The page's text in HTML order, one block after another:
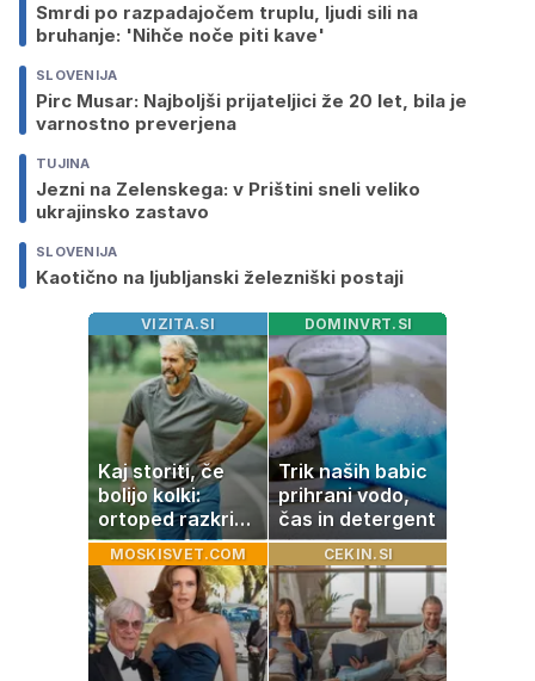
Smrdi po razpadajočem truplu, ljudi sili na
bruhanje: 'Nihče noče piti kave'
SLOVENIJA
Pirc Musar: Najboljši prijateljici že 20 let, bila je
varnostno preverjena
TUJINA
Jezni na Zelenskega: v Prištini sneli veliko
ukrajinsko zastavo
SLOVENIJA
Kaotično na ljubljanski železniški postaji
VIZITA.SI
Kaj storiti, če
bolijo kolki:
ortoped razkriva
preproste trike
za zmanjšanje
bolečine
DOMINVRT.SI
Trik naših babic
prihrani vodo,
čas in detergent
MOSKISVET.COM CEKIN.SI